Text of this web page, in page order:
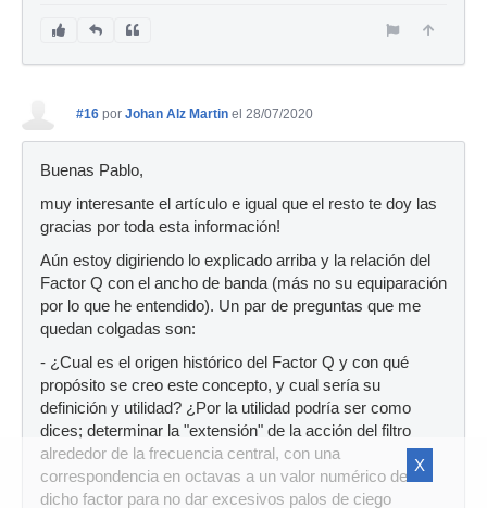
#16 por Johan Alz Martin el 28/07/2020
Buenas Pablo,
muy interesante el artículo e igual que el resto te doy las
gracias por toda esta información!
Aún estoy digiriendo lo explicado arriba y la relación del
Factor Q con el ancho de banda (más no su equiparación
por lo que he entendido). Un par de preguntas que me
quedan colgadas son:
- ¿Cual es el origen histórico del Factor Q y con qué
propósito se creo este concepto, y cual sería su
definición y utilidad? ¿Por la utilidad podría ser como
dices; determinar la "extensión" de la acción del filtro
alrededor de la frecuencia central, con una
correspondencia en octavas a un valor numérico de
dicho factor para no dar excesivos palos de ciego
X